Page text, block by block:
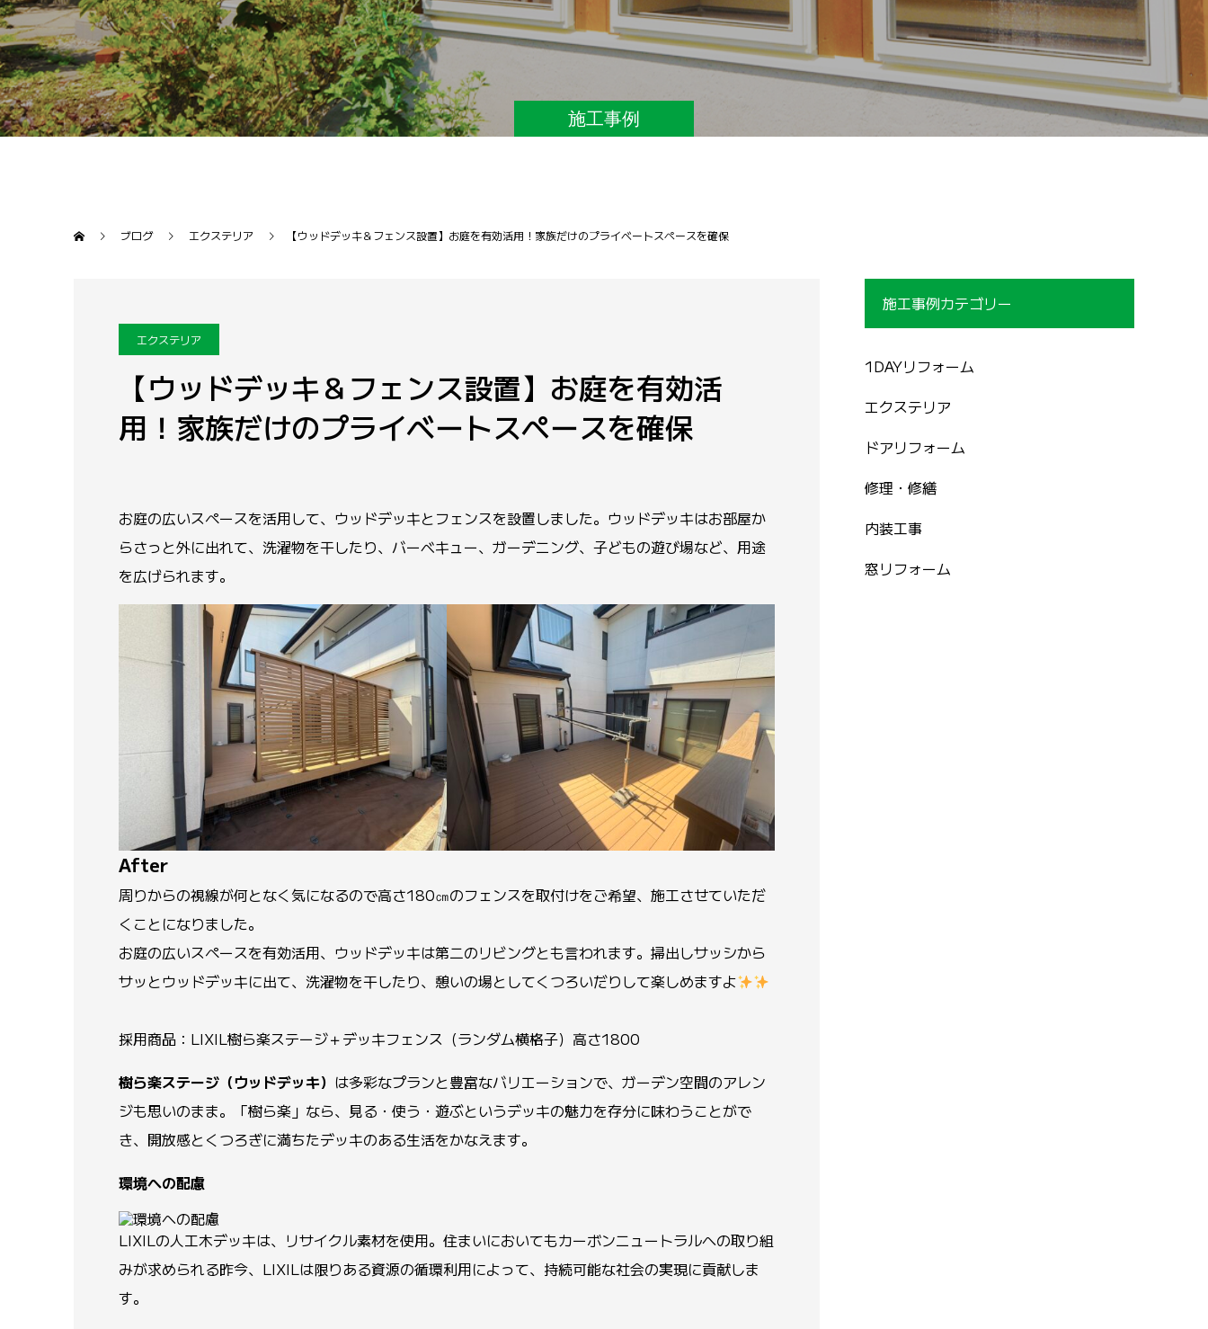
施工事例
ブログ エクステリア 【ウッドデッキ＆フェンス設置】お庭を有効活用！家族だけのプライベートスペースを確保
エクステリア
【ウッドデッキ＆フェンス設置】お庭を有効活
用！家族だけのプライベートスペースを確保
お庭の広いスペースを活用して、ウッドデッキとフェンスを設置しました。ウッドデッキはお部屋か
らさっと外に出れて、洗濯物を干したり、バーベキュー、ガーデニング、子どもの遊び場など、用途
を広げられます。
After
周りからの視線が何となく気になるので高さ180㎝のフェンスを取付けをご希望、施工させていただ
くことになりました。
お庭の広いスペースを有効活用、ウッドデッキは第二のリビングとも言われます。掃出しサッシから
サッとウッドデッキに出て、洗濯物を干したり、憩いの場としてくつろいだりして楽しめますよ
採用商品：LIXIL樹ら楽ステージ＋デッキフェンス（ランダム横格子）高さ1800
樹ら楽ステージ（ウッドデッキ） は多彩なプランと豊富なバリエーションで、ガーデン空間のアレン
ジも思いのまま。「樹ら楽」なら、見る・使う・遊ぶというデッキの魅力を存分に味わうことがで
き、開放感とくつろぎに満ちたデッキのある生活をかなえます。
環境への配慮
LIXILの人工木デッキは、リサイクル素材を使用。住まいにおいてもカーボンニュートラルへの取り組
みが求められる昨今、LIXILは限りある資源の循環利用によって、持続可能な社会の実現に貢献しま
す。
施工事例カテゴリー
1DAYリフォーム
エクステリア
ドアリフォーム
修理・修繕
内装工事
窓リフォーム